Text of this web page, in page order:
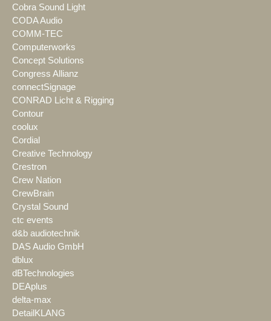
Cobra Sound Light
CODA Audio
COMM-TEC
Computerworks
Concept Solutions
Congress Allianz
connectSignage
CONRAD Licht & Rigging
Contour
coolux
Cordial
Creative Technology
Crestron
Crew Nation
CrewBrain
Crystal Sound
ctc events
d&b audiotechnik
DAS Audio GmbH
dblux
dBTechnologies
DEAplus
delta-max
DetailKLANG